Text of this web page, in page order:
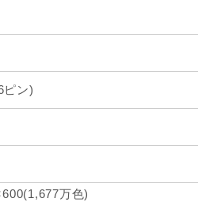
ピン)
万色)